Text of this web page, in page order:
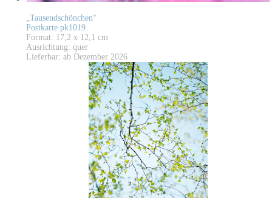
„Tausendschönchen“
Postkarte pk1019
Format: 17,2 x 12,1 cm
Ausrichtung: quer
Lieferbar: ab Dezember 2026